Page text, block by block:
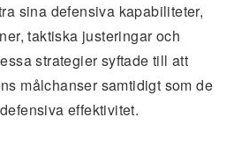
sina defensiva kapabiliteter,
taktiska justeringar och
strategier syftade till att
målchanser samtidigt som de
effektivitet.